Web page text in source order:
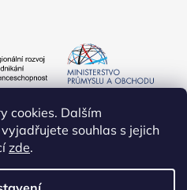
cookies. Dalším
souhlas s jejich
zde.